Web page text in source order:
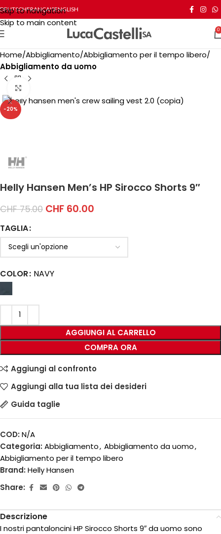
Skip to navigation
Skip to main content
DEUTSCHFRANÇAISENGLISH
0
Home Abbigliamento Abbigliamento per il tempo libero
Abbigliamento da uomo
-20%
Helly Hansen Men’s HP Sirocco Shorts 9″
CHF75.00 CHF 60.00
TAGLIA
COLOR NAVY
AGGIUNGI AL CARRELLO
COMPRA ORA
Aggiungi al confronto
Aggiungi alla tua lista dei desideri
Guida taglie
COD: N/A
Categoria: Abbigliamento, Abbigliamento da uomo,
Abbigliamento per il tempo libero
Brand: Helly Hansen
Share:
Descrizione
I nostri pantaloncini HP Sirocco Shorts 9″ da uomo sono